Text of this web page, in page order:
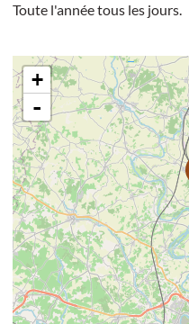
Toute l'année tous les jours.
+
-